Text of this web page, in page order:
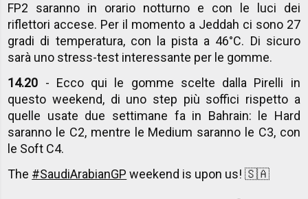
FP2 saranno in orario notturno e con le luci dei
riflettori accese. Per il momento a Jeddah ci sono 27
gradi di temperatura, con la pista a 46°C. Di sicuro
sarà uno stress-test interessante per le gomme.
14.20 - Ecco qui le gomme scelte dalla Pirelli in
questo weekend, di uno step più soffici rispetto a
quelle usate due settimane fa in Bahrain: le Hard
saranno le C2, mentre le Medium saranno le C3, con
le Soft C4.
The #SaudiArabianGP weekend is upon us! 🇸🇦